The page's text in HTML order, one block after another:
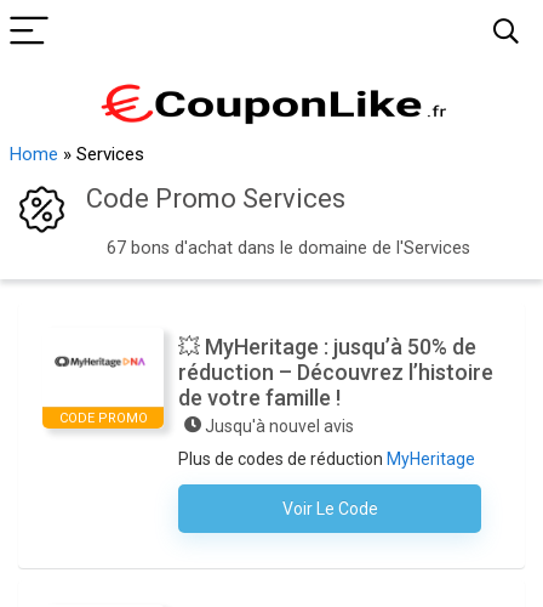
Home » Services
Code Promo Services
67 bons d'achat dans le domaine de l'Services
CODE PROMO
💥 MyHeritage : jusqu’à 50% de
réduction – Découvrez l’histoire
de votre famille !
Jusqu'à nouvel avis
Plus de codes de réduction MyHeritage
Voir Le Code
Aucun Code N'est Nécessaire